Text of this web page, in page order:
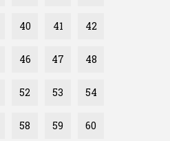
40 41 42
46 47 48
52 53 54
58 59 60